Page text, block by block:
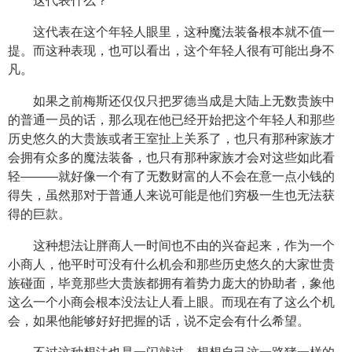
这代表在这个年轻人眼里，这种魔法装备根本就不值一
提。而这种表现，也可以看出，这个年轻人很有可能出身不
凡。
如果之前梅斯还仅仅只把罗德当成是大陆上无数贵族中
的普通一员的话，那么现在他已经开始把这个年轻人和那些
历史悠久的大贵族或者王室扯上关系了，也只有那种家族才
会拥有众多的魔法装备，也只有那种家族才会对这些如此看
轻———就好像一个有了无数财富的人不会在意一点小钱的
得失，虽然那对于普通人来说可能是他们穷极一生也无法获
得的巨款。
这种想法让胖商人一时间也不由的兴奋起来，作为一个
小商人，他平时可没有什么机会和那些历史悠久的大家世贵
族碰面，毕竟那些大贵族都拥有着势力庞大的协助者，象他
这么一个小商会根本没法让人看上眼。而现在有了这么个机
会，如果他能够好好把握的话，说不定会有什么希望。